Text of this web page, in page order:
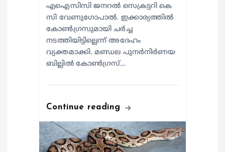
എഐസിസി ജനറൽ സെക്രട്ടറി കെ
സി വേണുഗോപാൽ. ഇക്കാര്യത്തിൽ
കോൺഗ്രസുമായി ചർച്ച
നടത്തിയിട്ടില്ലെന്ന് അദേഹം
വ്യക്തമാക്കി. മണ്ഡല പുനർനിർണയ
ബില്ലിൽ കോൺഗ്രസ്…
Continue reading